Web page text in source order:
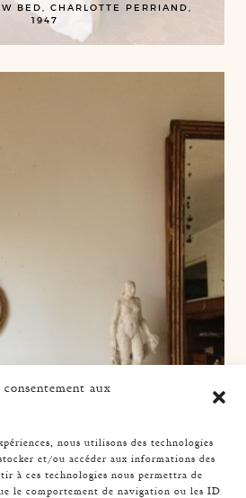
aux
nous utilisons des technologies
et/ou accéder aux informations des
à ces technologies nous permettra de
le comportement de navigation ou les ID
BED, CHARLOTTE PERRIAND,
1947